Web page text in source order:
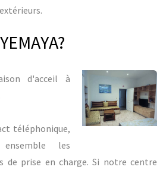
d'acceil à
téléphonique,
ensemble les
de prise en charge. Si notre centre